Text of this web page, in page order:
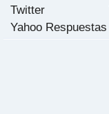
Twitter
Yahoo Respuestas